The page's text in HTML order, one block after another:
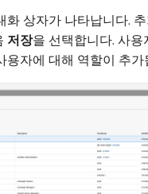
화 상자가 나타납니다.
저장을 선택합니다. 사용
용자에 대해 역할이 추가